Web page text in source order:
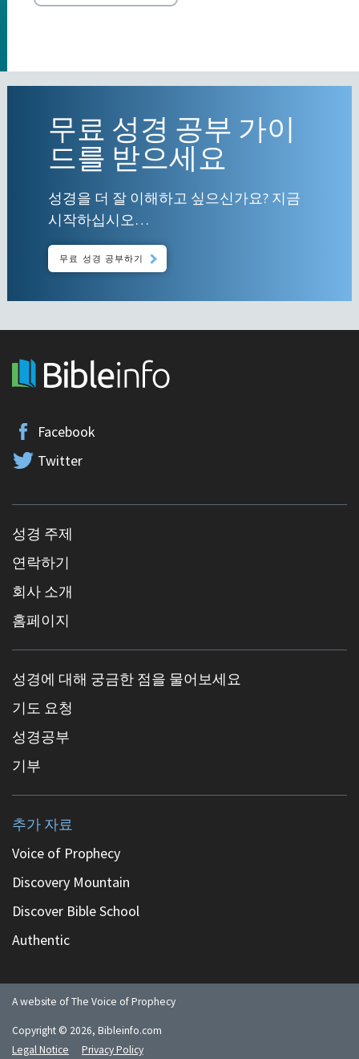
무료 성경 공부 가이
드를 받으세요
성경을 더 잘 이해하고 싶으신가요? 지금
시작하십시오…
무료 성경 공부하기
Facebook
Twitter
성경 주제
연락하기
회사 소개
홈페이지
성경에 대해 궁금한 점을 물어보세요
기도 요청
성경공부
기부
추가 자료
Voice of Prophecy
Discovery Mountain
Discover Bible School
Authentic
A website of The Voice of Prophecy
Copyright © 2026, Bibleinfo.com
Legal Notice
Privacy Policy